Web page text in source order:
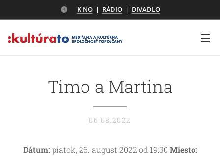
KINO| RÁDIO| DIVADLO
Timo a Martina
06.08.2022
Dátum: piatok, 26. august 2022 od 19:30 Miesto: